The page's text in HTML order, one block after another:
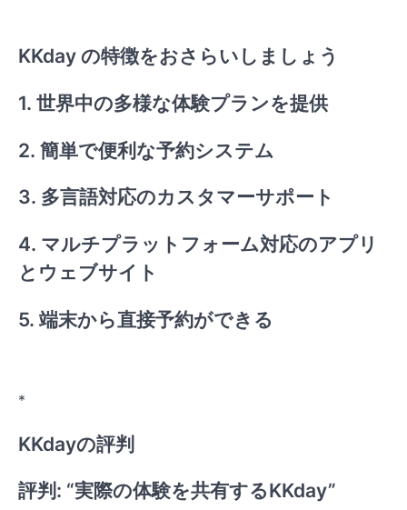
KKday の特徴をおさらいしましょう
1. 世界中の多様な体験プランを提供
2. 簡単で便利な予約システム
3. 多言語対応のカスタマーサポート
4. マルチプラットフォーム対応のアプリ
とウェブサイト
5. 端末から直接予約ができる
*
KKdayの評判
評判: “実際の体験を共有するKKday”